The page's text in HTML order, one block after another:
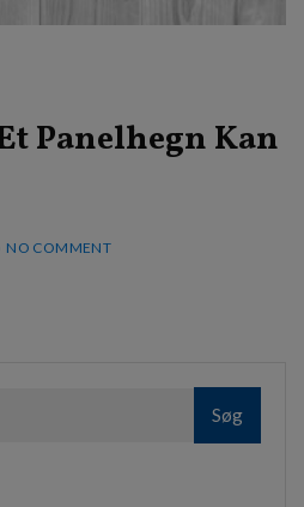
Panelhegn Kan
NO COMMENT